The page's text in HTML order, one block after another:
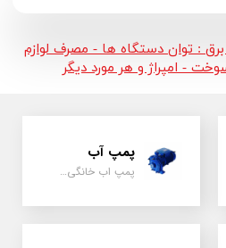
برق : توان دستگاه ها - مصرف لوازم
- امپراژ و هر مورد دیگر
پمپ آب
پمپ اب خانگی، بشقابی ، جتی ، دو پروانه کشاورزی